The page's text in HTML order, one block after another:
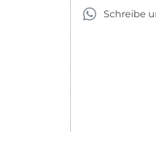
Schreibe